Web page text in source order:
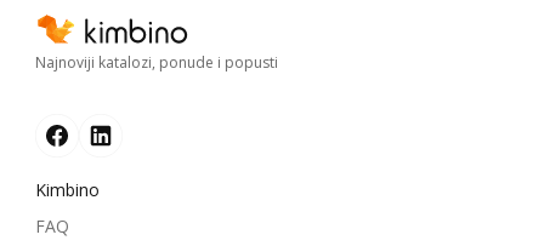
Najnoviji katalozi, ponude i popusti
Kimbino
FAQ